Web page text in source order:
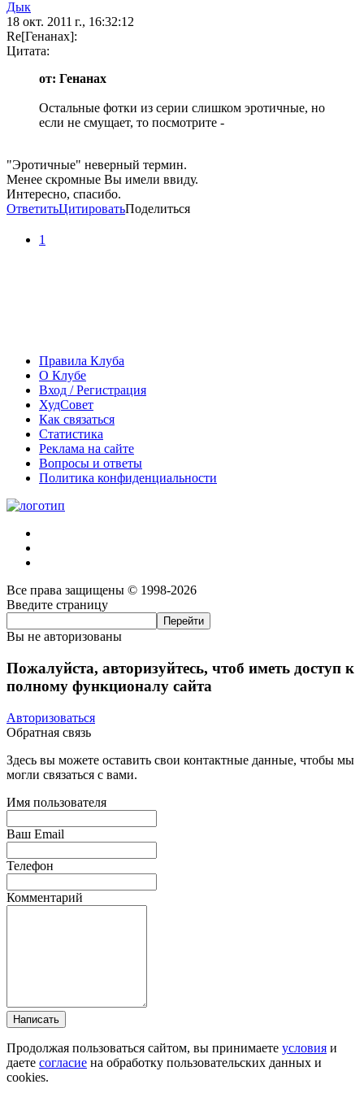
Дык
18 окт. 2011 г., 16:32:12
Re[Генанах]:
Цитата:
от: Генанах
Остальные фотки из серии слишком эротичные, но
если не смущает, то посмотрите -
"Эротичные" неверный термин.
Менее скромные Вы имели ввиду.
Интересно, спасибо.
ОтветитьЦитироватьПоделиться
1
Правила Клуба
О Клубе
Вход / Регистрация
ХудСовет
Как связаться
Статистика
Реклама на сайте
Вопросы и ответы
Политика конфиденциальности
Все права защищены © 1998-2026
Введите страницу
Вы не авторизованы
Пожалуйста, авторизуйтесь, чтоб иметь доступ к
полному функционалу сайта
Авторизоваться
Обратная связь
Здесь вы можете оставить свои контактные данные, чтобы мы
могли связаться с вами.
Имя пользователя
Ваш Email
Телефон
Комментарий
Написать
Продолжая пользоваться сайтом, вы принимаете условия и
даете согласие на обработку пользовательских данных и
cookies.